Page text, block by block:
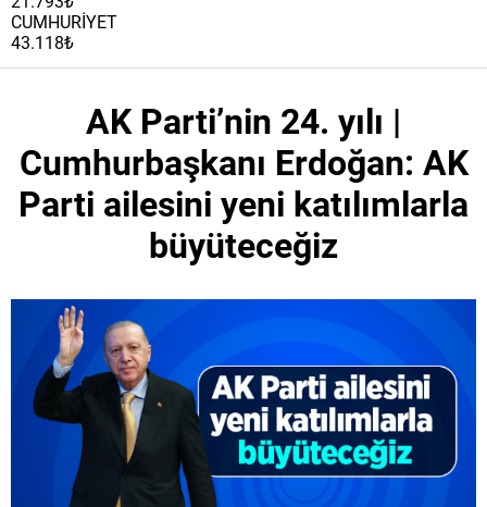
CUMHURİYET
43.118₺
AK Parti’nin 24. yılı |
Cumhurbaşkanı Erdoğan: AK
Parti ailesini yeni katılımlarla
büyüteceğiz